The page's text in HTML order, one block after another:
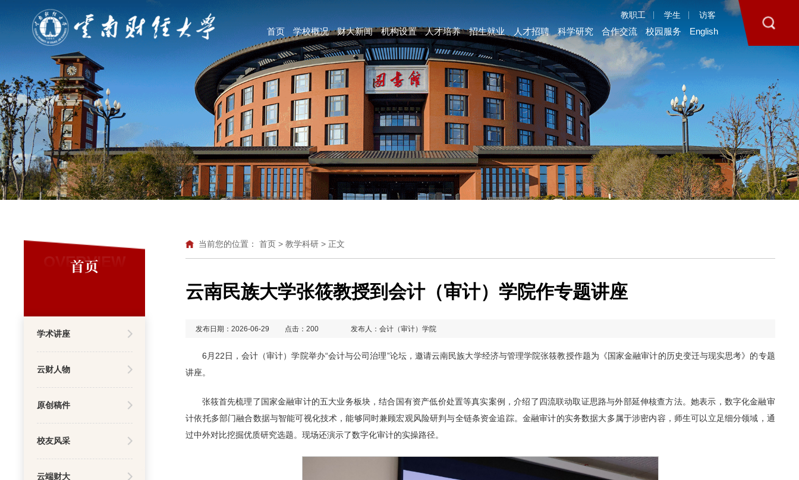
教职工 学生 访客
首页 学校概况 财大新闻 机构设置 人才培养 招生就业 人才招聘 科学研究 合作交流 校园服务 English
OVERVIEW
首页
学术讲座
云财人物
原创稿件
校友风采
云端财大
当前您的位置： 首页 > 教学科研> 正文
云南民族大学张筱教授到会计（审计）学院作专题讲座
发布日期：2026-06-29 点击： 200 发布人：会计（审计）学院
6月22日，会计（审计）学院举办“会计与公司治理”论坛，邀请云南民族大学经济与管理学院张筱教授作题为《国家金融审计的历史变迁与现实思考》的专题
讲座。
张筱首先梳理了国家金融审计的五大业务板块，结合国有资产低价处置等真实案例，介绍了四流联动取证思路与外部延伸核查方法。她表示，数字化金融审
计依托多部门融合数据与智能可视化技术，能够同时兼顾宏观风险研判与全链条资金追踪。金融审计的实务数据大多属于涉密内容，师生可以立足细分领域，通
过中外对比挖掘优质研究选题。现场还演示了数字化审计的实操路径。